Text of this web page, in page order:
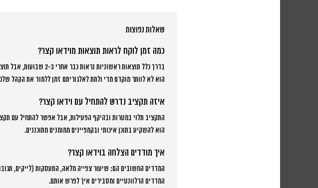
שאלות נפוצות
כמה זמן לוקח לראות תוצאות מוידאו קצר?
הוא לא לוותר מוקדם מדי ולתת לאלגוריתם זמן ללמוד את הקהל
איזה תקציב נדרש להתחיל עם וידאו קצר?
הוא להשקיע בתוכן איכותי ובקמפיינים ממומנים מתוכננים.
איך מודדים הצלחה בוידאו קצר?
המדדים החשובים הם: שיעור צפייה מלאה, התעסקות (לייקים,
המדדים הרלוונטיים ומסבירים איך לפרש אותם.